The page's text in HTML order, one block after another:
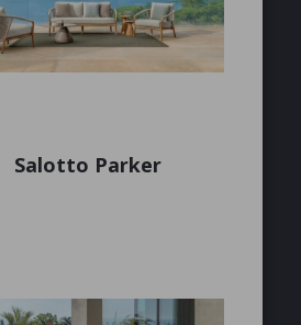
Salotto Parker